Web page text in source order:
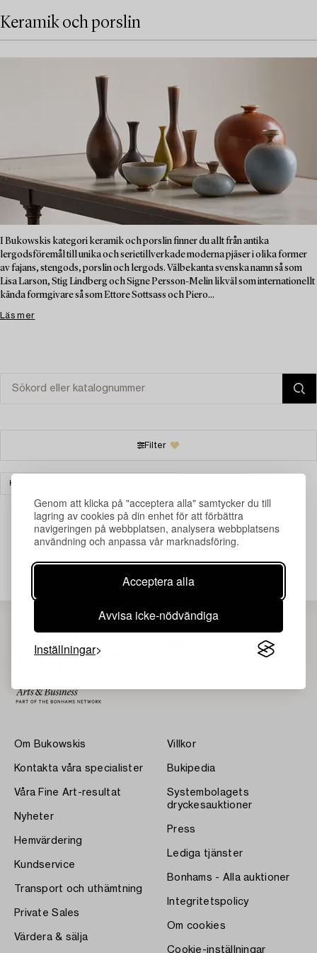
Genom att klicka på "acceptera alla" samtycker du till
lagring av cookies på din enhet för att förbättra
navigeringen på webbplatsen, analysera webbplatsens
användning och anpassa vår marknadsföring.
Acceptera alla
Avvisa icke-nödvändiga
Inställningar
Keramik och porslin
I Bukowskis kategori keramik och porslin finner du allt från antika
lergodsföremål till unika och serietillverkade moderna pjäser i olika former
av fajans, stengods, porslin och lergods. Välbekanta svenska namn så som
Lisa Larson, Stig Lindberg och Signe Persson-Melin likväl som internationellt
kända formgivare så som Ettore Sottsass och Piero...
Läs mer
Filter
KERAMIK & PORSLIN
Din sökning gav ingen träff just nu.
Om Bukowskis
Kontakta våra specialister
Våra Fine Art-resultat
Nyheter
Hemvärdering
Kundservice
Transport och uthämtning
Private Sales
Värdera & sälja
Villkor
Bukipedia
Systembolagets
dryckesauktioner
Press
Lediga tjänster
Bonhams - Alla auktioner
Integritetspolicy
Om cookies
Cookie-inställningar